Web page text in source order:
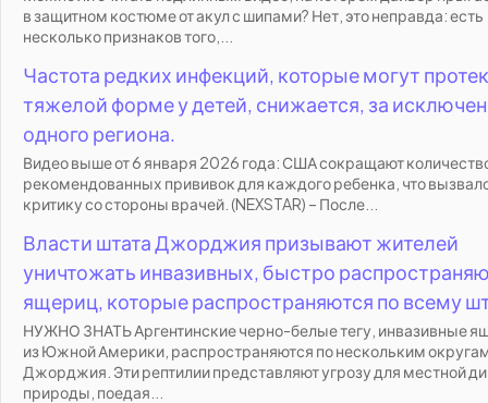
в защитном костюме от акул с шипами? Нет, это неправда: есть
несколько признаков того,...
Частота редких инфекций, которые могут
тяжелой форме у детей, снижается, за
одного региона.
Видео выше от 6 января 2026 года: США сокращают
рекомендованных прививок для каждого ребенка, что
критику со стороны врачей. (NEXSTAR) – После...
Власти штата Джорджия призывают жителей
уничтожать инвазивных, быстро
ящериц, которые распространяются по всему
НУЖНО ЗНАТЬ Аргентинские черно-белые тегу, инвазивные
из Южной Америки, распространяются по нескольким
Джорджия. Эти рептилии представляют угрозу для местной
природы, поедая...